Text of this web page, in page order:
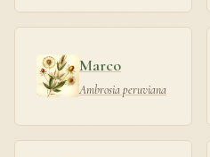
Marco
Ambrosia peruviana